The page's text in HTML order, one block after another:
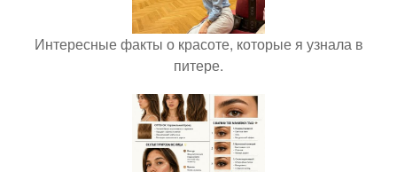
Интересные факты о красоте, которые я узнала в
питере.